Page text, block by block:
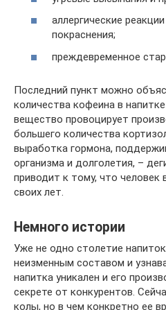
аллергические
покраснения;
преждевременное
Последний пункт можно
количества кофеина в
вещество провоцирует
большего количества
выработка гормона,
организма и долголетия, –
приводит к тому, что человек
своих лет.
Немного истории
Уже не одно столетие
неизменным составом и
напитка уникален и его
секрете от конкурентов.
колы, но в чем конкретно ее